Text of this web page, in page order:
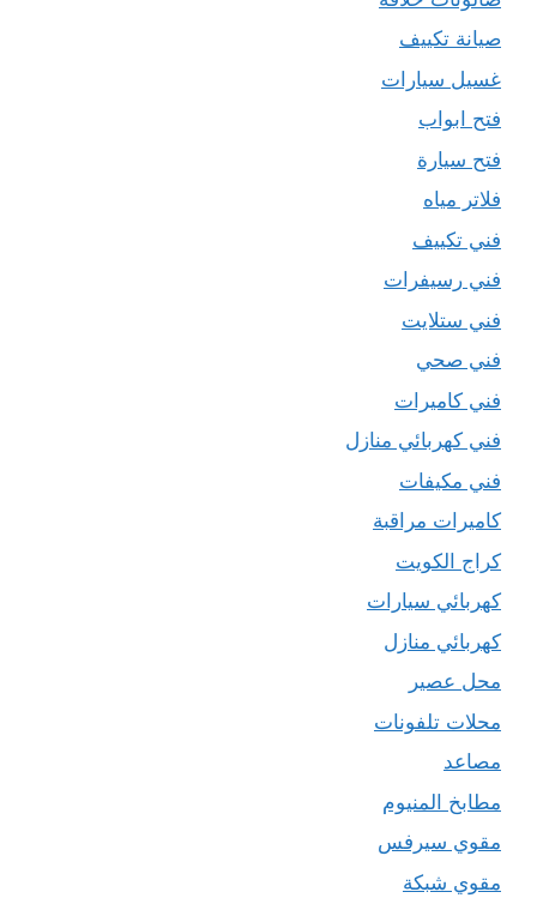
صيانة تكييف
غسيل سيارات
فتح ابواب
فتح سيارة
فلاتر مياه
فني تكييف
فني رسيفرات
فني ستلايت
فني صحي
فني كاميرات
فني كهربائي منازل
فني مكيفات
كاميرات مراقبة
كراج الكويت
كهربائي سيارات
كهربائي منازل
محل عصير
محلات تلفونات
مصاعد
مطابخ المنيوم
مقوي سيرفس
مقوي شبكة